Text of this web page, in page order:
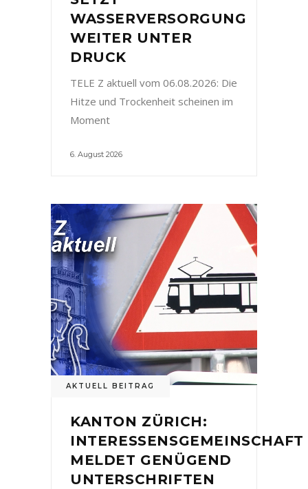
WASSERVERSORGUNG
WEITER UNTER
DRUCK
TELE Z aktuell vom 06.08.2026: Die
Hitze und Trockenheit scheinen im
Moment
6. August 2026
AKTUELL BEITRAG
KANTON ZÜRICH:
INTERESSENSGEMEINSCHAFT
MELDET GENÜGEND
UNTERSCHRIFTEN